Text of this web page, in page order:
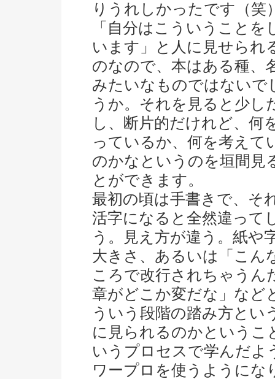
りうれしかったです（笑
「自分はこういうことを
います」と人に見せられ
のなので、本はある種、
みたいなものではないで
うか。それを見ると少し
し、断片的だけれど、何
っているか、何を考えて
のかなというのを垣間見
とができます。
最初の頃は手書きで、そ
活字になると全然違って
う。見え方が違う。紙や
大きさ、あるいは「こん
ころで改行されちゃうん
章がどこか変だな」など
ういう段階の踏み方とい
に見られるのかというこ
いうプロセスで学んだよ
ワープロを使うようにな